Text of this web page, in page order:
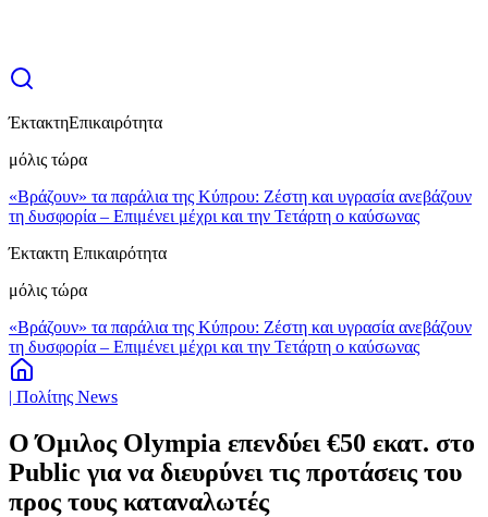
ΈκτακτηΕπικαιρότητα
μόλις τώρα
«Βράζουν» τα παράλια της Κύπρου: Ζέστη και υγρασία ανεβάζουν
τη δυσφορία – Επιμένει μέχρι και την Τετάρτη ο καύσωνας
Έκτακτη Επικαιρότητα
μόλις τώρα
«Βράζουν» τα παράλια της Κύπρου: Ζέστη και υγρασία ανεβάζουν
τη δυσφορία – Επιμένει μέχρι και την Τετάρτη ο καύσωνας
| Πολίτης News
Ο Όμιλος Olympia επενδύει €50 εκατ. στο
Public για να διευρύνει τις προτάσεις του
προς τους καταναλωτές